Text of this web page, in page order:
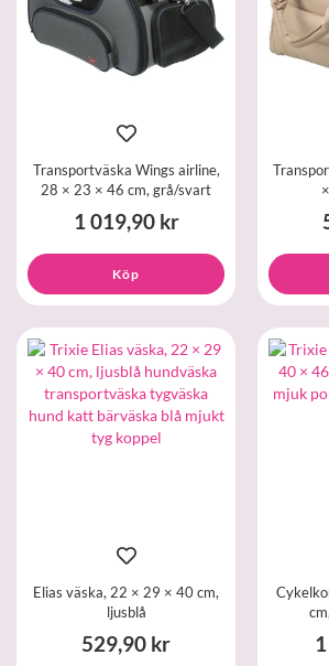
Transportväska Wings airline,
28 × 23 × 46 cm, grå/svart
1 019,90 kr
Köp
Elias väska, 22 × 29 × 40 cm,
ljusblå
529,90 kr